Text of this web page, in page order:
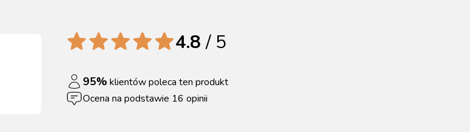
4.8/ 5
95%klientów poleca ten produkt
Ocena na podstawie 16 opinii